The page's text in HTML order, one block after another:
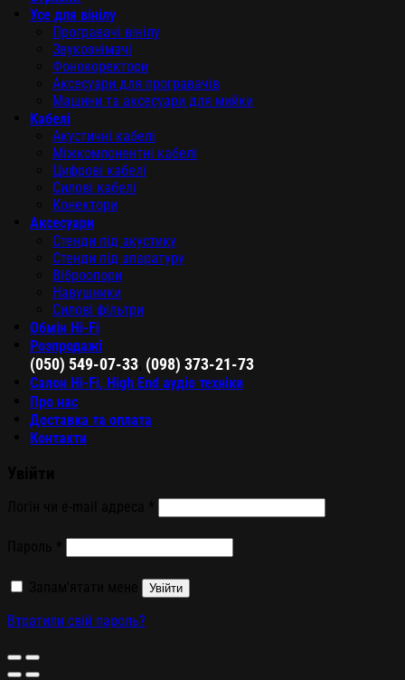
Усе для вінілу
Програвачі вінілу
Звукознімачі
Фонокоректори
Аксесуари для програвачів
Машини та аксесуари для мийки
Кабелі
Акустичні кабелі
Міжкомпонентні кабелі
Цифрові кабелі
Силові кабелі
Конектори
Аксесуари
Стенди під акустику
Стенди під апаратуру
Віброопори
Навушники
Силові фільтри
Обмін Hi-Fi
Розпродажі
(050) 549-07-33 (098) 373-21-73
Салон Hi-Fi, High End аудіо техніки
Про нас
Доставка та оплата
Контакти
Увійти
Втратили свій пароль?